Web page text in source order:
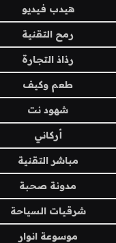
هيدب فيديو
رمح التقنية
رذاذ التجارة
طعم وكيف
شهود نت
أركاني
مباشر التقنية
مدونة صحبة
شرقيات السياحة
موسوعة انوار